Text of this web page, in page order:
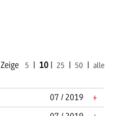
Zeige 5 | 10| 25 | 50 | alle
07 / 2019
+